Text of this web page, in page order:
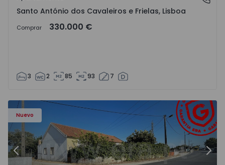
Santo António dos Cavaleiros e Frielas, Lisboa
Comprar 330.000 €
3 2 85 93 7
Nuevo
- 20
Casa T2 Montijo, Atalaia e Alto Estanqueiro-Jardia -
Anterior